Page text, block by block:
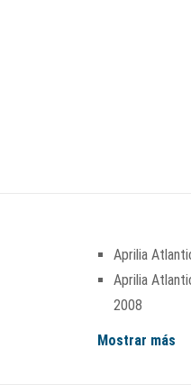
Aprilia
Aprilia
2008
Mostrar más